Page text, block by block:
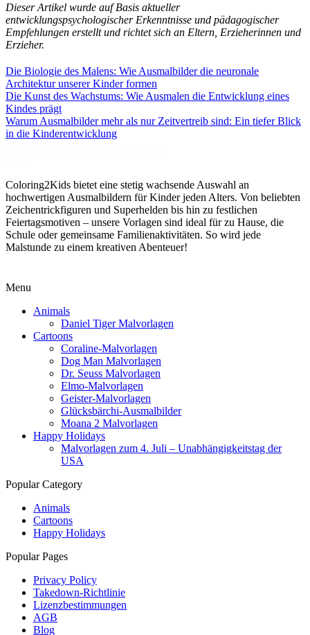
Dieser Artikel wurde auf Basis aktueller
entwicklungspsychologischer Erkenntnisse und pädagogischer
Empfehlungen erstellt und richtet sich an Eltern, Erzieherinnen und
Erzieher.
Die Biologie des Malens: Wie Ausmalbilder die neuronale
Architektur unserer Kinder formen
Die Kunst des Wachstums: Wie Ausmalen die Entwicklung eines
Kindes prägt
Warum Ausmalbilder mehr als nur Zeitvertreib sind: Ein tiefer Blick
in die Kinderentwicklung
Coloring2Kids bietet eine stetig wachsende Auswahl an
hochwertigen Ausmalbildern für Kinder jeden Alters. Von beliebten
Zeichentrickfiguren und Superhelden bis hin zu festlichen
Feiertagsmotiven – unsere Vorlagen sind ideal für zu Hause, die
Schule oder gemeinsame Familienaktivitäten. So wird jede
Malstunde zu einem kreativen Abenteuer!
Menu
Animals
Daniel Tiger Malvorlagen
Cartoons
Coraline-Malvorlagen
Dog Man Malvorlagen
Dr. Seuss Malvorlagen
Elmo-Malvorlagen
Geister-Malvorlagen
Glücksbärchi-Ausmalbilder
Moana 2 Malvorlagen
Happy Holidays
Malvorlagen zum 4. Juli – Unabhängigkeitstag der
USA
Popular Category
Animals
Cartoons
Happy Holidays
Popular Pages
Privacy Policy
Takedown-Richtlinie
Lizenzbestimmungen
AGB
Blog